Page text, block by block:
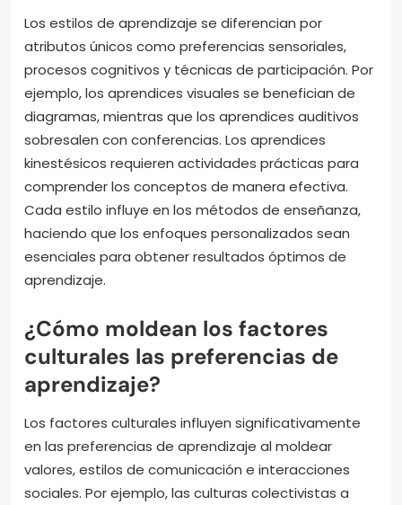
Los estilos de aprendizaje se diferencian por
atributos únicos como preferencias sensoriales,
procesos cognitivos y técnicas de participación. Por
ejemplo, los aprendices visuales se benefician de
diagramas, mientras que los aprendices auditivos
sobresalen con conferencias. Los aprendices
kinestésicos requieren actividades prácticas para
comprender los conceptos de manera efectiva.
Cada estilo influye en los métodos de enseñanza,
haciendo que los enfoques personalizados sean
esenciales para obtener resultados óptimos de
aprendizaje.
¿Cómo moldean los factores
culturales las preferencias de
aprendizaje?
Los factores culturales influyen significativamente
en las preferencias de aprendizaje al moldear
valores, estilos de comunicación e interacciones
sociales. Por ejemplo, las culturas colectivistas a